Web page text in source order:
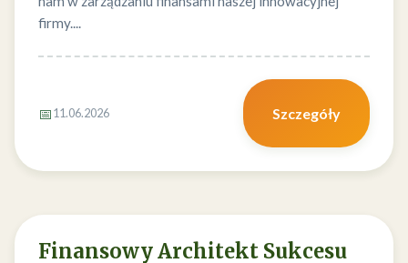
firmy....
📅11.06.2026 Szczegóły
Finansowy Architekt Sukcesu